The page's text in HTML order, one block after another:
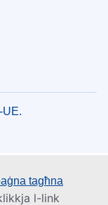
tagħna
l-link
UE.